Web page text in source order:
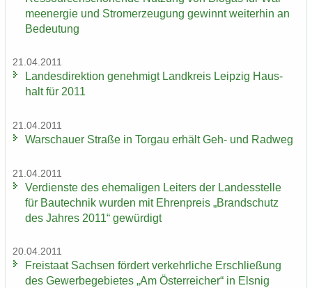
me­en­er­gie und Strom­erzeu­gung ge­winnt wei­ter­hin an
Be­deu­tung
21.04.2011
Lan­des­di­rek­ti­on ge­neh­migt Land­kreis Leip­zig Haus­
halt für 2011
21.04.2011
War­schau­er Stra­ße in Tor­gau er­hält Geh- und Rad­weg
21.04.2011
Ver­diens­te des ehe­ma­li­gen Lei­ters der Lan­des­stel­le
für Bau­tech­nik wur­den mit Eh­ren­preis „Brand­schutz
des Jah­res 2011“ ge­wür­digt
20.04.2011
Frei­staat Sach­sen för­dert ver­kehr­li­che Er­schlie­ßung
des Ge­wer­be­ge­bie­tes „Am Ös­ter­rei­cher“ in Els­nig